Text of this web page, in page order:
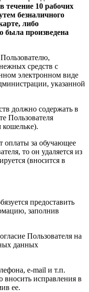
в течение 10 рабочих
безналичного
либо
была произведена
средств с
электронном виде
указанной
должно содержать в
Пользователя
кошельке).
оплаты за обучающее
то он удаляется из
(вносится в
предоставить
заполнив
Пользователя на
данных
e-mail и т.п.
вносить исправления в
ее.